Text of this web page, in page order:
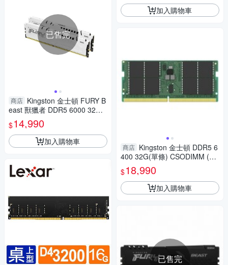
已售完
商店 Kingston 金士頓 FURY B
east 獸獵者 DDR5 6000 32G
(16Gx2) 桌上型超頻記憶體(白)
KF560C36BWE2K2-32
$14,990
加入購物車
加入購物車
商店 Kingston 金士頓 DDR5 6
400 32G(單條) CSODIMM (Cl
ocked SODIMM)筆記型記憶體
KVR64V52BD8-32
$18,990
加入購物車
已售完